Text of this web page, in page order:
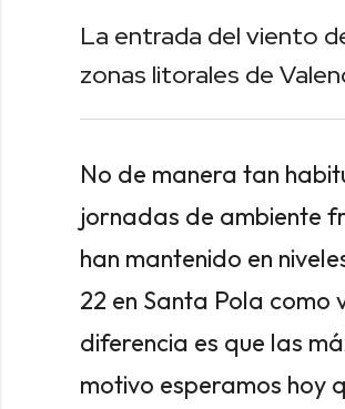
La entrada del viento
zonas litorales de
No de manera tan
jornadas de ambiente
han mantenido en
22 en Santa Pola como
diferencia es que las
motivo esperamos hoy